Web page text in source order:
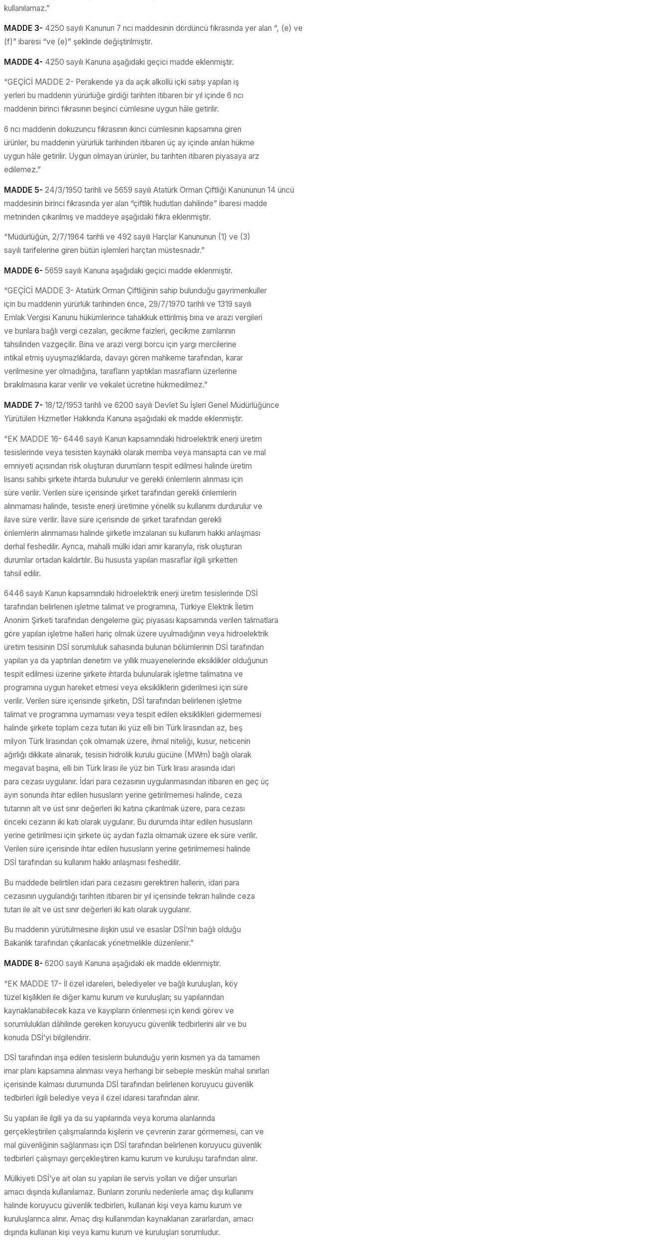
kullanılamaz.”
MADDE 3- 4250 sayılı Kanunun 7 nci maddesinin dördüncü fıkrasında yer alan “, (e) ve
(f)” ibaresi “ve (e)” şeklinde değiştirilmiştir.
MADDE 4- 4250 sayılı Kanuna aşağıdaki geçici madde eklenmiştir.
“GEÇİCİ MADDE 2- Perakende ya da açık alkollü içki satışı yapılan iş
yerleri bu maddenin yürürlüğe girdiği tarihten itibaren bir yıl içinde 6 ncı
maddenin birinci fıkrasının beşinci cümlesine uygun hâle getirilir.
6 ncı maddenin dokuzuncu fıkrasının ikinci cümlesinin kapsamına giren
ürünler, bu maddenin yürürlük tarihinden itibaren üç ay içinde anılan hükme
uygun hâle getirilir. Uygun olmayan ürünler, bu tarihten itibaren piyasaya arz
edilemez.”
MADDE 5- 24/3/1950 tarihli ve 5659 sayılı Atatürk Orman Çiftliği Kanununun 14 üncü
maddesinin birinci fıkrasında yer alan “çiftlik hudutları dahilinde” ibaresi madde
metninden çıkarılmış ve maddeye aşağıdaki fıkra eklenmiştir.
“Müdürlüğün, 2/7/1964 tarihli ve 492 sayılı Harçlar Kanununun (1) ve (3)
sayılı tarifelerine giren bütün işlemleri harçtan müstesnadır.”
MADDE 6- 5659 sayılı Kanuna aşağıdaki geçici madde eklenmiştir.
“GEÇİCİ MADDE 3- Atatürk Orman Çiftliğinin sahip bulunduğu gayrimenkuller
için bu maddenin yürürlük tarihinden önce, 29/7/1970 tarihli ve 1319 sayılı
Emlak Vergisi Kanunu hükümlerince tahakkuk ettirilmiş bina ve arazi vergileri
ve bunlara bağlı vergi cezaları, gecikme faizleri, gecikme zamlarının
tahsilinden vazgeçilir. Bina ve arazi vergi borcu için yargı mercilerine
intikal etmiş uyuşmazlıklarda, davayı gören mahkeme tarafından, karar
verilmesine yer olmadığına, tarafların yaptıkları masrafların üzerlerine
bırakılmasına karar verilir ve vekalet ücretine hükmedilmez.”
MADDE 7- 18/12/1953 tarihli ve 6200 sayılı Devlet Su İşleri Genel Müdürlüğünce
Yürütülen Hizmetler Hakkında Kanuna aşağıdaki ek madde eklenmiştir.
“EK MADDE 16- 6446 sayılı Kanun kapsamındaki hidroelektrik enerji üretim
tesislerinde veya tesisten kaynaklı olarak memba veya mansapta can ve mal
emniyeti açısından risk oluşturan durumların tespit edilmesi halinde üretim
lisansı sahibi şirkete ihtarda bulunulur ve gerekli önlemlerin alınması için
süre verilir. Verilen süre içerisinde şirket tarafından gerekli önlemlerin
alınmaması halinde, tesiste enerji üretimine yönelik su kullanımı durdurulur ve
ilave süre verilir. İlave süre içerisinde de şirket tarafından gerekli
önlemlerin alınmaması halinde şirketle imzalanan su kullanım hakkı anlaşması
derhal feshedilir. Ayrıca, mahalli mülki idari amir kararıyla, risk oluşturan
durumlar ortadan kaldırtılır. Bu hususta yapılan masraflar ilgili şirketten
tahsil edilir.
6446 sayılı Kanun kapsamındaki hidroelektrik enerji üretim tesislerinde DSİ
tarafından belirlenen işletme talimat ve programına, Türkiye Elektrik İletim
Anonim Şirketi tarafından dengeleme güç piyasası kapsamında verilen talimatlara
göre yapılan işletme halleri hariç olmak üzere uyulmadığının veya hidroelektrik
üretim tesisinin DSİ sorumluluk sahasında bulunan bölümlerinin DSİ tarafından
yapılan ya da yaptırılan denetim ve yıllık muayenelerinde eksiklikler olduğunun
tespit edilmesi üzerine şirkete ihtarda bulunularak işletme talimatına ve
programına uygun hareket etmesi veya eksikliklerin giderilmesi için süre
verilir. Verilen süre içerisinde şirketin, DSİ tarafından belirlenen işletme
talimat ve programına uymaması veya tespit edilen eksiklikleri gidermemesi
halinde şirkete toplam ceza tutarı iki yüz elli bin Türk lirasından az, beş
milyon Türk lirasından çok olmamak üzere, ihmal niteliği, kusur, neticenin
ağırlığı dikkate alınarak, tesisin hidrolik kurulu gücüne (MWm) bağlı olarak
megavat başına, elli bin Türk lirası ile yüz bin Türk lirası arasında idari
para cezası uygulanır. İdari para cezasının uygulanmasından itibaren en geç üç
ayın sonunda ihtar edilen hususların yerine getirilmemesi halinde, ceza
tutarının alt ve üst sınır değerleri iki katına çıkarılmak üzere, para cezası
önceki cezanın iki katı olarak uygulanır. Bu durumda ihtar edilen hususların
yerine getirilmesi için şirkete üç aydan fazla olmamak üzere ek süre verilir.
Verilen süre içerisinde ihtar edilen hususların yerine getirilmemesi halinde
DSİ tarafından su kullanım hakkı anlaşması feshedilir.
Bu maddede belirtilen idari para cezasını gerektiren hallerin, idari para
cezasının uygulandığı tarihten itibaren bir yıl içerisinde tekrarı halinde ceza
tutarı ile alt ve üst sınır değerleri iki katı olarak uygulanır.
Bu maddenin yürütülmesine ilişkin usul ve esaslar DSİ’nin bağlı olduğu
Bakanlık tarafından çıkarılacak yönetmelikle düzenlenir.”
MADDE 8- 6200 sayılı Kanuna aşağıdaki ek madde eklenmiştir.
“EK MADDE 17- İl özel idareleri, belediyeler ve bağlı kuruluşları, köy
tüzel kişilikleri ile diğer kamu kurum ve kuruluşları; su yapılarından
kaynaklanabilecek kaza ve kayıpların önlenmesi için kendi görev ve
sorumlulukları dâhilinde gereken koruyucu güvenlik tedbirlerini alır ve bu
konuda DSİ’yi bilgilendirir.
DSİ tarafından inşa edilen tesislerin bulunduğu yerin kısmen ya da tamamen
imar planı kapsamına alınması veya herhangi bir sebeple meskûn mahal sınırları
içerisinde kalması durumunda DSİ tarafından belirlenen koruyucu güvenlik
tedbirleri ilgili belediye veya il özel idaresi tarafından alınır.
Su yapıları ile ilgili ya da su yapılarında veya koruma alanlarında
gerçekleştirilen çalışmalarında kişilerin ve çevrenin zarar görmemesi, can ve
mal güvenliğinin sağlanması için DSİ tarafından belirlenen koruyucu güvenlik
tedbirleri çalışmayı gerçekleştiren kamu kurum ve kuruluşu tarafından alınır.
Mülkiyeti DSİ’ye ait olan su yapıları ile servis yolları ve diğer unsurları
amacı dışında kullanılamaz. Bunların zorunlu nedenlerle amaç dışı kullanımı
halinde koruyucu güvenlik tedbirleri, kullanan kişi veya kamu kurum ve
kuruluşlarınca alınır. Amaç dışı kullanımdan kaynaklanan zararlardan, amacı
dışında kullanan kişi veya kamu kurum ve kuruluşları sorumludur.